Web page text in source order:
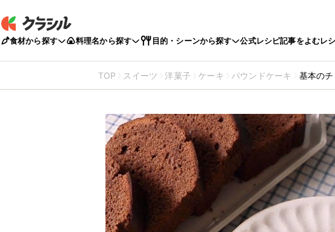
食材から探す 料理名から探す 目的・シーンから探す 公式レシピ記事をよむレ
TOP スイーツ 洋菓子 ケーキ パウンドケーキ 基本の